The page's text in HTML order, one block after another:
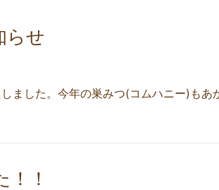
らせ
ました。今年の巣みつ(コムハニー)も
！